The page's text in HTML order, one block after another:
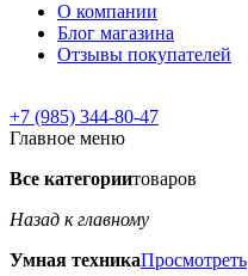
О компании
Блог магазина
Отзывы покупателей
+7 (985) 344-80-47
Главное меню
Все категориитоваров
Назад к главному
Умная техникаПросмотреть